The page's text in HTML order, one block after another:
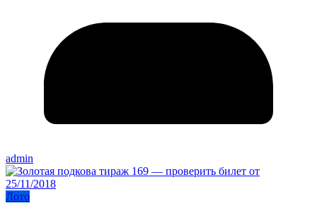
admin
Лото